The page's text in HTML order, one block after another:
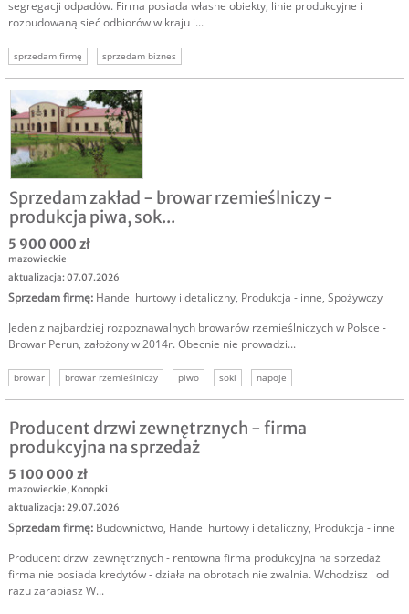
segregacji odpadów. Firma posiada własne obiekty, linie produkcyjne i
rozbudowaną sieć odbiorów w kraju i...
sprzedam firmę sprzedam biznes
Sprzedam zakład - browar rzemieślniczy -
produkcja piwa, sok...
5 900 000 zł
mazowieckie
aktualizacja: 07.07.2026
Sprzedam firmę: Handel hurtowy i detaliczny, Produkcja - inne, Spożywczy
Jeden z najbardziej rozpoznawalnych browarów rzemieślniczych w Polsce -
Browar Perun, założony w 2014r. Obecnie nie prowadzi...
browar browar rzemieślniczy piwo soki
napoje
zakład produkcyjny
sprzedam produkcja piwa
Producent drzwi zewnętrznych - firma
produkcyjna na sprzedaż
5 100 000 zł
mazowieckie, Konopki
aktualizacja: 29.07.2026
Sprzedam firmę: Budownictwo, Handel hurtowy i detaliczny, Produkcja - inne
Producent drzwi zewnętrznych - rentowna firma produkcyjna na sprzedaż
firma nie posiada kredytów - działa na obrotach nie zwalnia. Wchodzisz i od
razu zarabiasz W...